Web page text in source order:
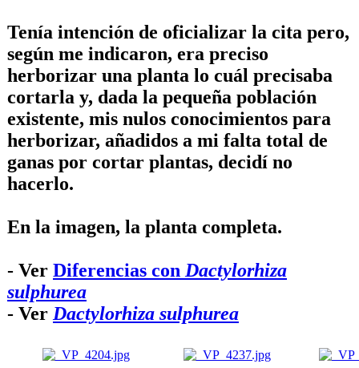
Tenía intención de oficializar la cita pero,
según me indicaron, era preciso
herborizar una planta lo cuál precisaba
cortarla y, dada la pequeña población
existente, mis nulos conocimientos para
herborizar, añadidos a mi falta total de
ganas por cortar plantas, decidí no
hacerlo.
En la imagen, la planta completa.
- Ver Diferencias con Dactylorhiza
sulphurea
- Ver Dactylorhiza sulphurea